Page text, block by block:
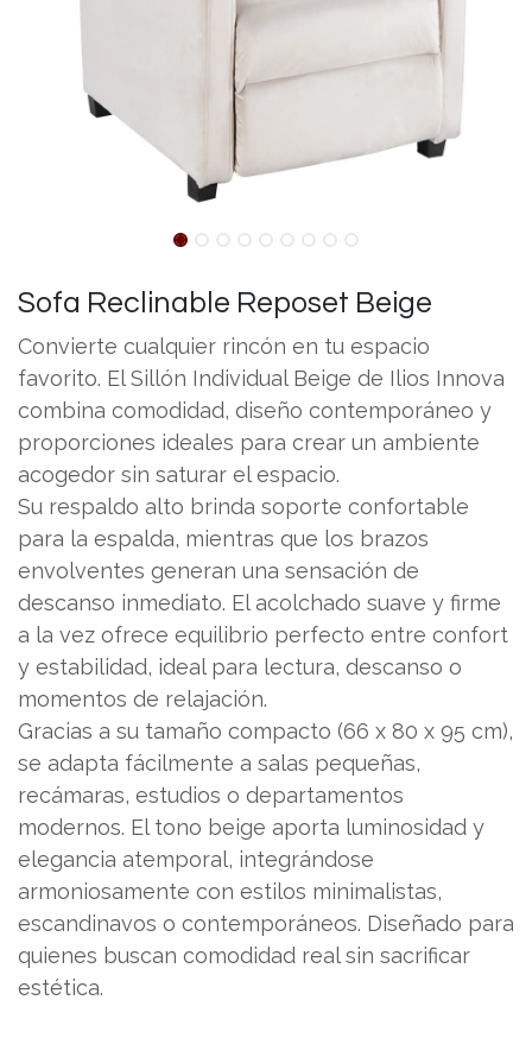
Sofa Reclinable Reposet Beige
Convierte cualquier rincón en tu espacio
favorito. El Sillón Individual Beige de Ilios Innova
combina comodidad, diseño contemporáneo y
proporciones ideales para crear un ambiente
acogedor sin saturar el espacio.
Su respaldo alto brinda soporte confortable
para la espalda, mientras que los brazos
envolventes generan una sensación de
descanso inmediato. El acolchado suave y firme
a la vez ofrece equilibrio perfecto entre confort
y estabilidad, ideal para lectura, descanso o
momentos de relajación.
Gracias a su tamaño compacto (66 x 80 x 95 cm),
se adapta fácilmente a salas pequeñas,
recámaras, estudios o departamentos
modernos. El tono beige aporta luminosidad y
elegancia atemporal, integrándose
armoniosamente con estilos minimalistas,
escandinavos o contemporáneos. Diseñado para
quienes buscan comodidad real sin sacrificar
estética.